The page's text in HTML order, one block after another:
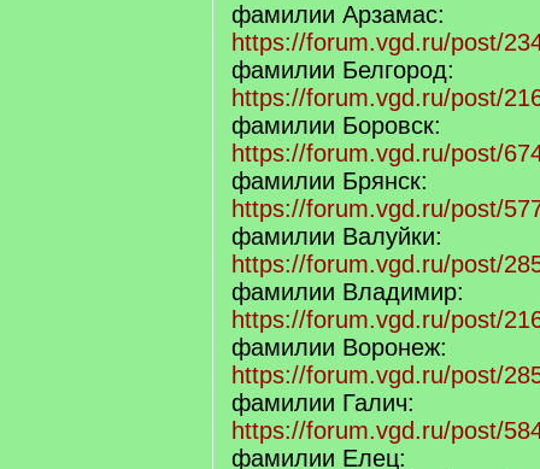
фамилии Арзамас:
https://forum.vgd.ru/post/
фамилии Белгород:
https://forum.vgd.ru/post/
фамилии Боровск:
https://forum.vgd.ru/post/
фамилии Брянск:
https://forum.vgd.ru/post/
фамилии Валуйки:
https://forum.vgd.ru/post/
фамилии Владимир:
https://forum.vgd.ru/post/
фамилии Воронеж:
https://forum.vgd.ru/post/
фамилии Галич:
https://forum.vgd.ru/post/
фамилии Елец: